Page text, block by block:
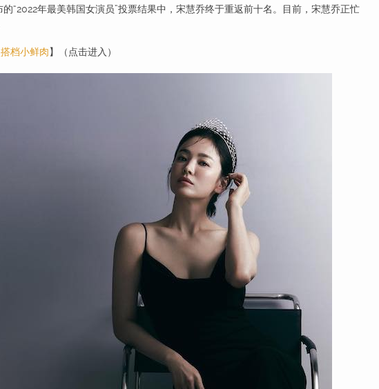
年最美韩国女演员”投票结果中，宋慧乔终于重返前十名。目前，宋慧乔正忙
档小鲜肉】（点击进入）